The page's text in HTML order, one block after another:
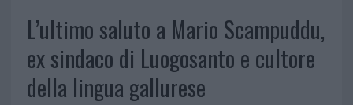
L’ultimo saluto a Mario Scampuddu,
ex sindaco di Luogosanto e cultore
della lingua gallurese